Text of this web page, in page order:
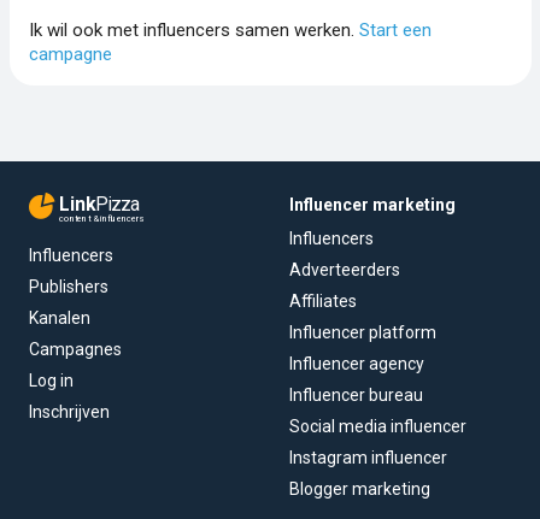
Ik wil ook met influencers samen werken. Start een
campagne
LinkPizza
content & influencers
Influencers
Publishers
Kanalen
Campagnes
Log in
Inschrijven
Influencer marketing
Influencers
Adverteerders
Affiliates
Influencer platform
Influencer agency
Influencer bureau
Social media influencer
Instagram influencer
Blogger marketing